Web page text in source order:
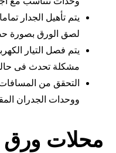
يتم تأهيل الجدار
لصق الورق بصورة
يتم فصل التيار
مشكلة تحدث فى
التحقق من
ووحدات الجدران
محلات